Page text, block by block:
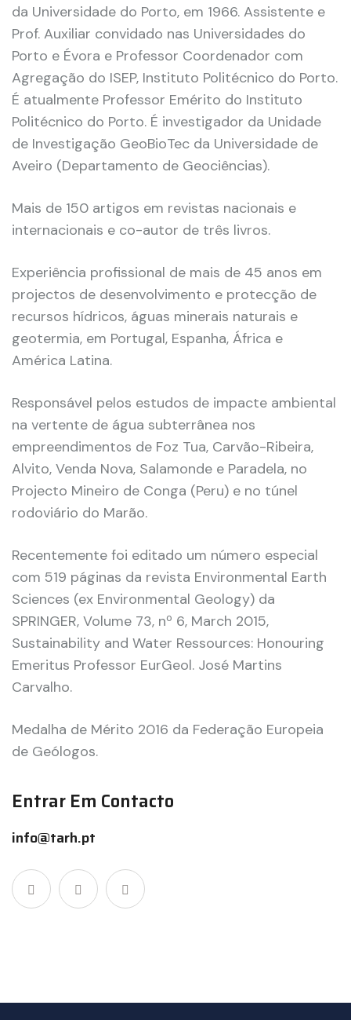
da Universidade do Porto, em 1966. Assistente e
Prof. Auxiliar convidado nas Universidades do
Porto e Évora e Professor Coordenador com
Agregação do ISEP, Instituto Politécnico do Porto.
É atualmente Professor Emérito do Instituto
Politécnico do Porto. É investigador da Unidade
de Investigação GeoBioTec da Universidade de
Aveiro (Departamento de Geociências).
Mais de 150 artigos em revistas nacionais e
internacionais e co-autor de três livros.
Experiência profissional de mais de 45 anos em
projectos de desenvolvimento e protecção de
recursos hídricos, águas minerais naturais e
geotermia, em Portugal, Espanha, África e
América Latina.
Responsável pelos estudos de impacte ambiental
na vertente de água subterrânea nos
empreendimentos de Foz Tua, Carvão-Ribeira,
Alvito, Venda Nova, Salamonde e Paradela, no
Projecto Mineiro de Conga (Peru) e no túnel
rodoviário do Marão.
Recentemente foi editado um número especial
com 519 páginas da revista Environmental Earth
Sciences (ex Environmental Geology) da
SPRINGER, Volume 73, nº 6, March 2015,
Sustainability and Water Ressources: Honouring
Emeritus Professor EurGeol. José Martins
Carvalho.
Medalha de Mérito 2016 da Federação Europeia
de Geólogos.
Entrar Em Contacto
info@tarh.pt